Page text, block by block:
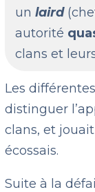
unlaird
autorité
clans et
Les
distinguer
clans, et
écossais.
Suite à la